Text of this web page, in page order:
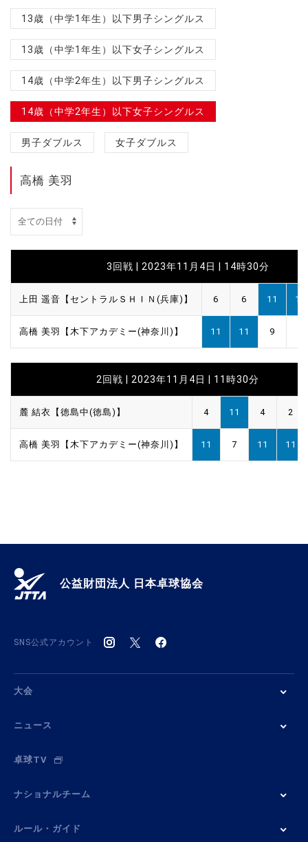
13歳（中学1年生）以下男子シングルス
13歳（中学1年生）以下女子シングルス
14歳（中学2年生）以下男子シングルス
14歳（中学2年生）以下女子シングルス
男子ダブルス 女子ダブルス
高橋 美羽
3回戦 | 2023年11月4日 | 14時30分
上田 遥音【セントラルＳＨＩＮ(兵庫)】 6 6 11 11
高橋 美羽【木下アカデミー(神奈川)】 11 11 9
2回戦 | 2023年11月4日 | 11時30分
麓 結衣【徳島中(徳島)】 4 11 4 2
高橋 美羽【木下アカデミー(神奈川)】 11 7 11 11
公益財団法人 日本卓球協会
SNS公式アカウント
大会
ニュース
卓球TV
ナショナルチーム
ルール・ガイド